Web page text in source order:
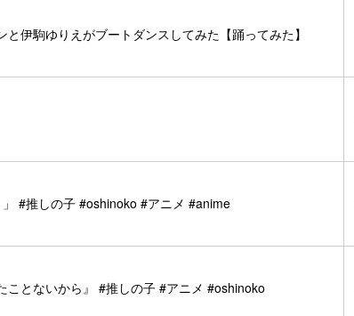
伊駒ゆりえがブートダンスしてみた【踊ってみた】
#推しの子 #oshinoko #アニメ #anime
ことないから』 #推しの子 #アニメ #oshinoko